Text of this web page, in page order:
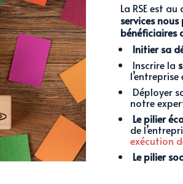
La RSE est
services
bénéficiaires
Initier sa
Inscrire la
Déployer
notre
Le pilier
de
exécution
Le pilier